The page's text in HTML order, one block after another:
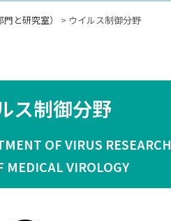
と研究室） > ウイルス制御分野
ス制御分野
OF VIRUS RESEARCH
MEDICAL VIROLOGY